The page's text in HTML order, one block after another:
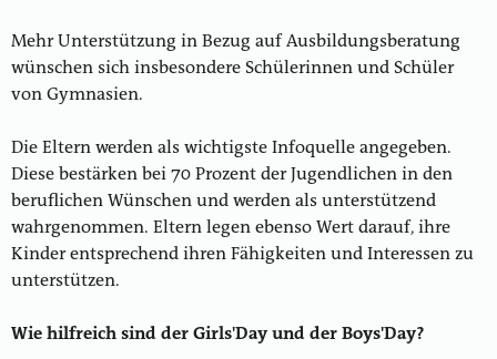
Mehr Unterstützung in Bezug auf Ausbildungsberatung
wünschen sich insbesondere Schülerinnen und Schüler
von Gymnasien.
Die Eltern werden als wichtigste Infoquelle angegeben.
Diese bestärken bei 70 Prozent der Jugendlichen in den
beruflichen Wünschen und werden als unterstützend
wahrgenommen. Eltern legen ebenso Wert darauf, ihre
Kinder entsprechend ihren Fähigkeiten und Interessen zu
unterstützen.
Wie hilfreich sind der Girls'Day und der Boys'Day?